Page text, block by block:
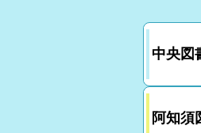
中央図
阿知須